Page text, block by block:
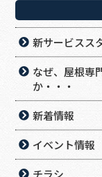
新サービスス
なぜ、屋根専
か・・・
新着情報
イベント情報
チラシ